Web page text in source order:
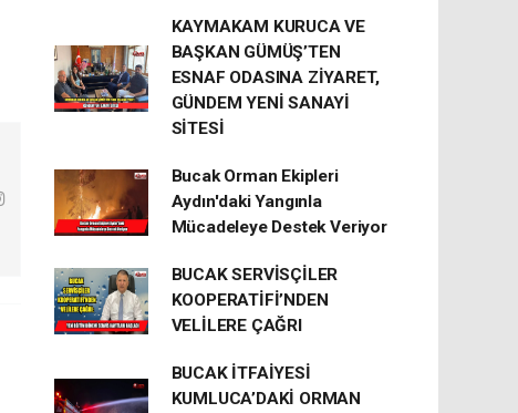
KAYMAKAM KURUCA VE
BAŞKAN GÜMÜŞ’TEN
ESNAF ODASINA ZİYARET,
GÜNDEM YENİ SANAYİ
SİTESİ
Bucak Orman Ekipleri
Aydın'daki Yangınla
Mücadeleye Destek Veriyor
BUCAK SERVİSÇİLER
KOOPERATİFİ’NDEN
VELİLERE ÇAĞRI
BUCAK İTFAİYESİ
KUMLUCA’DAKİ ORMAN